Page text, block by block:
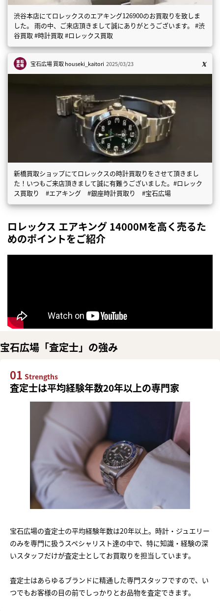
渋谷本店にてロレックスのエアキング126900のお買取りを致しま
した。 雨の中、ご来店頂きまして誠にありがとうございます。 #渋
谷買取 #時計買取 #ロレックス買取
宝石広場 買取houseki_kaitori 2025/03/23
新橋買取ショップにてロレックスの時計買取りをさせて頂きまし
た！いつもご来店頂きまして誠に有難うございました。#ロレック
ス買取り #エアキング #銀座時計買取り #宝石広場
ロレックス エアキング 14000Mを高く売るた
めのポイントをご紹介
宝石広場「査定士」の強み
01 Strengths
査定士は平均経験年数20年以上の専門家
宝石広場の査定士の平均経験年数は20年以上。時計・ジュエリー
のみを専門に扱うスペシャリスト達の中で、特に知識・経験の深
いスタッフだけが査定士としてお買取りを担当しています。
査定士はあらゆるブランドに精通した専門スタッフですので、い
つでもお客様の目の前でしっかりとお品物を査定できます。